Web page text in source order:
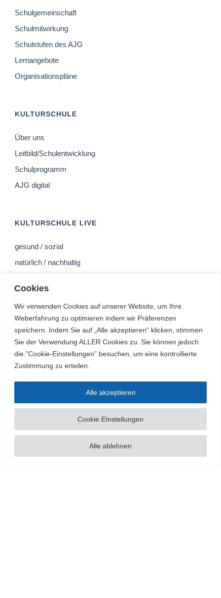
Cookies
Wir verwenden Cookies auf unserer Website, um Ihre
Weberfahrung zu optimieren indem wir Präferenzen
speichern. Indem Sie auf „Alle akzeptieren“ klicken, stimmen
Sie der Verwendung ALLER Cookies zu. Sie können jedoch
die "Cookie-Einstellungen" besuchen, um eine kontrollierte
Zustimmung zu erteilen.
Cookie EInstellungen
Alle ablehnen
Alle akzeptieren
Schulgemeinschaft
Schulmitwirkung
Schulstufen des AJG
Lernangebote
Organisationspläne
KULTURSCHULE
Über uns
Leitbild/Schulentwicklung
Schulprogramm
AJG digital
KULTURSCHULE LIVE
gesund / sozial
natürlich / nachhaltig
offen / bewegt
kreativ
bühnenreif
erfolgreich
zukunftsorientiert